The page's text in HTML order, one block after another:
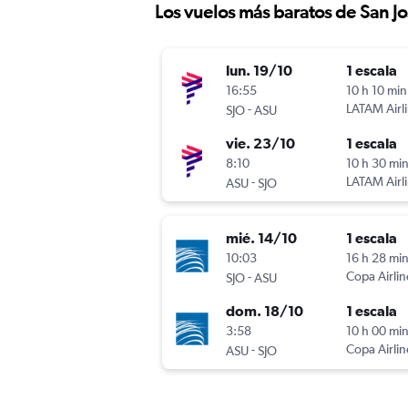
Los vuelos más baratos de San
lun. 19/10
16:55
SJO-ASU
1 escala
10 h 10 min
LATAM
vie. 23/10
8:10
ASU-SJO
1 escala
10 h 30 min
LATAM
mié. 14/10
10:03
SJO-ASU
1 escala
16 h 28 min
Copa
dom. 18/10
3:58
ASU-SJO
1 escala
10 h 00 min
Copa